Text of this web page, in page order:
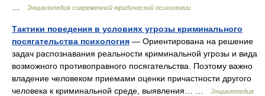
Энциклопедия современной юридической психологии
Тактики поведения в условиях угрозы криминального
посягательства психология — Ориентирована на решение
задач распознавания реальности криминальной угрозы и вида
возможного противоправного посягательства. Поэтому важно
владение человеком приемами оценки причастности другого
человека к криминальной среде, выявления… …
Энциклопедия